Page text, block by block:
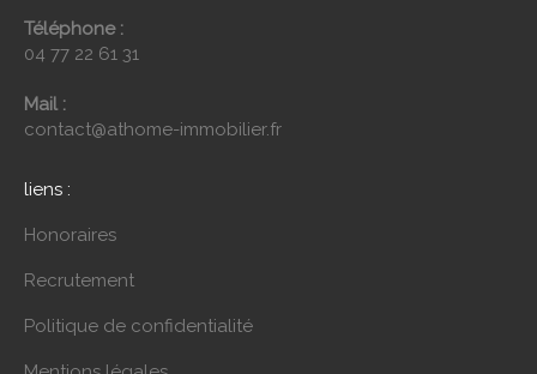
Téléphone :
04 77 22 61 31
Mail :
contact@athome-immobilier.fr
liens :
Honoraires
Recrutement
Politique de confidentialité